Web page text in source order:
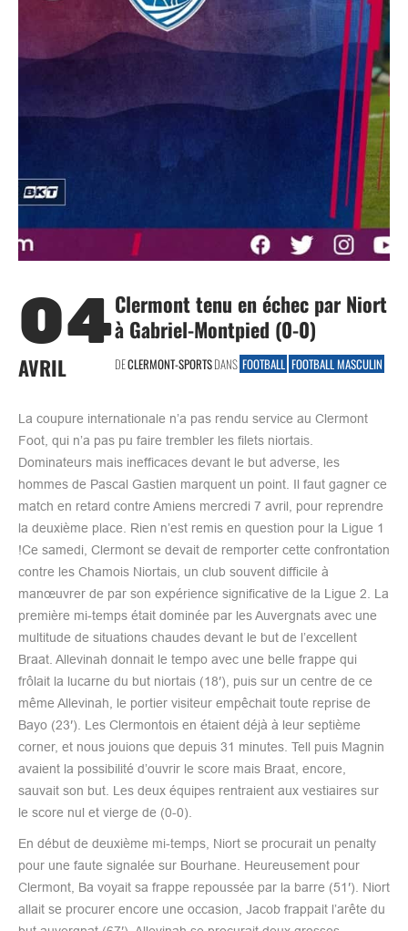
04
AVRIL
Clermont tenu en échec par Niort
à Gabriel-Montpied (0-0)
DECLERMONT-SPORTSDANS FOOTBALL FOOTBALL MASCULIN
La coupure internationale n’a pas rendu service au Clermont
Foot, qui n’a pas pu faire trembler les filets niortais.
Dominateurs mais inefficaces devant le but adverse, les
hommes de Pascal Gastien marquent un point. Il faut gagner ce
match en retard contre Amiens mercredi 7 avril, pour reprendre
la deuxième place. Rien n’est remis en question pour la Ligue 1
!Ce samedi, Clermont se devait de remporter cette confrontation
contre les Chamois Niortais, un club souvent difficile à
manœuvrer de par son expérience significative de la Ligue 2. La
première mi-temps était dominée par les Auvergnats avec une
multitude de situations chaudes devant le but de l’excellent
Braat. Allevinah donnait le tempo avec une belle frappe qui
frôlait la lucarne du but niortais (18′), puis sur un centre de ce
même Allevinah, le portier visiteur empêchait toute reprise de
Bayo (23′). Les Clermontois en étaient déjà à leur septième
corner, et nous jouions que depuis 31 minutes. Tell puis Magnin
avaient la possibilité d’ouvrir le score mais Braat, encore,
sauvait son but. Les deux équipes rentraient aux vestiaires sur
le score nul et vierge de (0-0).
En début de deuxième mi-temps, Niort se procurait un penalty
pour une faute signalée sur Bourhane. Heureusement pour
Clermont, Ba voyait sa frappe repoussée par la barre (51′). Niort
allait se procurer encore une occasion, Jacob frappait l’arête du